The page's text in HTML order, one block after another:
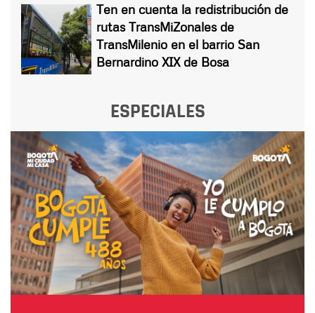
Ten en cuenta la redistribución de
rutas TransMiZonales de
TransMilenio en el barrio San
Bernardino XIX de Bosa
ESPECIALES